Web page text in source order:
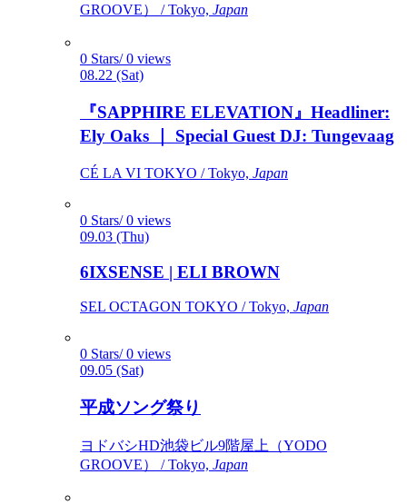
GROOVE） / Tokyo, Japan
0 Stars/ 0 views
08.22 (Sat)
『SAPPHIRE ELEVATION』Headliner:
Ely Oaks ｜ Special Guest DJ: Tungevaag
CÉ LA VI TOKYO / Tokyo, Japan
0 Stars/ 0 views
09.03 (Thu)
6IXSENSE | ELI BROWN
SEL OCTAGON TOKYO / Tokyo, Japan
0 Stars/ 0 views
09.05 (Sat)
平成ソング祭り
ヨドバシHD池袋ビル9階屋上（YODO
GROOVE） / Tokyo, Japan